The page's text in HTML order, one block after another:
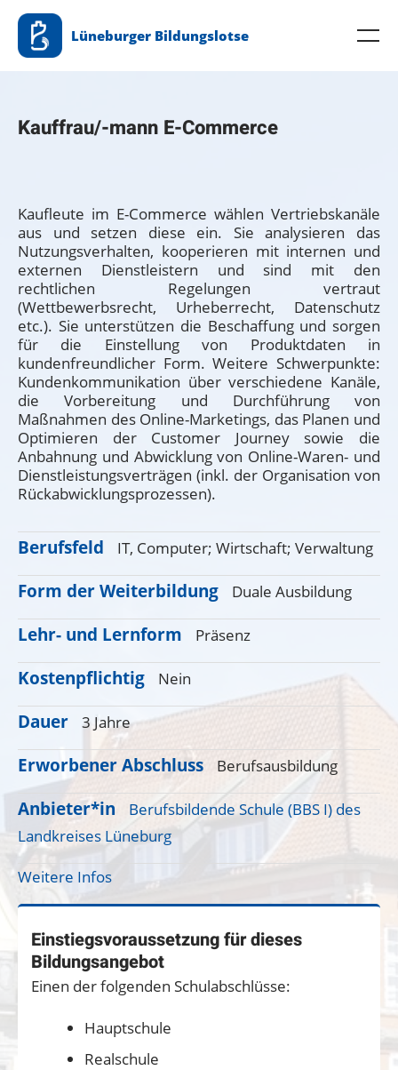
Zum
Inhalt
Lüneburger Bildungslotse
Kauffrau/-mann E-Commerce
Kaufleute im E-Commerce wählen Vertriebskanäle
aus und setzen diese ein. Sie analysieren das
Nutzungsverhalten, kooperieren mit internen und
externen Dienstleistern und sind mit den
rechtlichen Regelungen vertraut
(Wettbewerbsrecht, Urheberrecht, Datenschutz
etc.). Sie unterstützen die Beschaffung und sorgen
für die Einstellung von Produktdaten in
kundenfreundlicher Form. Weitere Schwerpunkte:
Kundenkommunikation über verschiedene Kanäle,
die Vorbereitung und Durchführung von
Maßnahmen des Online-Marketings, das Planen und
Optimieren der Customer Journey sowie die
Anbahnung und Abwicklung von Online-Waren- und
Dienstleistungsverträgen (inkl. der Organisation von
Rückabwicklungsprozessen).
Berufsfeld IT, Computer; Wirtschaft; Verwaltung
Form der Weiterbildung Duale Ausbildung
Lehr- und Lernform Präsenz
Kostenpflichtig Nein
Dauer 3 Jahre
Erworbener Abschluss Berufsausbildung
Anbieter*in
Berufsbildende Schule (BBS I) des
Landkreises Lüneburg
Weitere Infos
Einstiegsvoraussetzung für dieses
Bildungsangebot
Einen der folgenden Schulabschlüsse:
Hauptschule
Realschule